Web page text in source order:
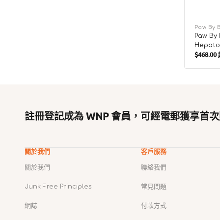
廠
商：
Paw By
Paw
充劑
售
價
$468.00
註冊登記成為 WNP 會員，可經電郵獲享首
關於我們
關於我們
Junk Free Principles
網誌
客戶服務
聯絡我們
常見問題
付款方式